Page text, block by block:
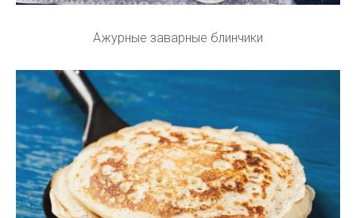
Ажурные заварные блинчики